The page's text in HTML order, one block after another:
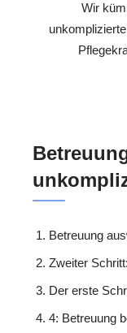
Wir
Betreuung
Zweiter
Der erste
4: Betreuung